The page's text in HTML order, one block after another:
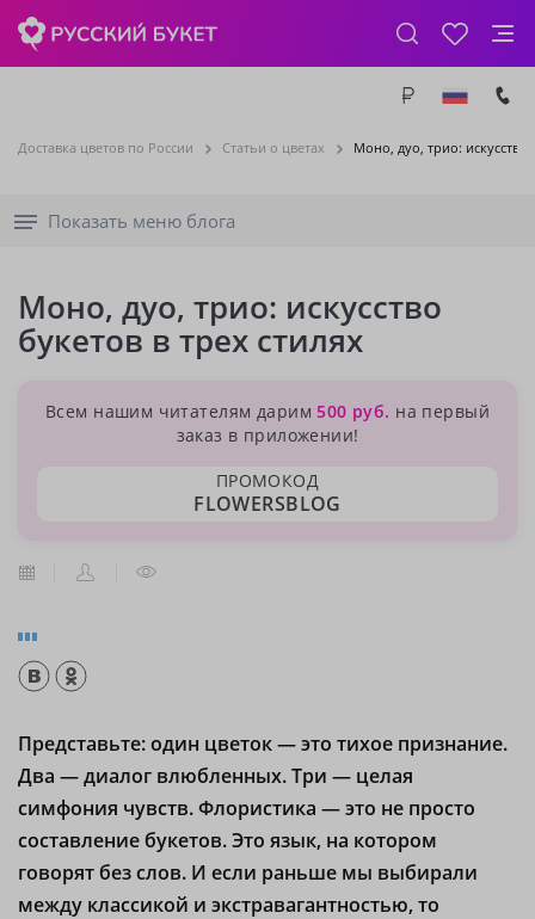
Доставка цветов по России Статьи о цветах Моно, дуо, трио: искусство
Показать меню блога
Моно, дуо, трио: искусство
букетов в трех стилях
Всем нашим читателям дарим500 руб. на первый
заказ в приложении!
ПРОМОКОД
FLOWERSBLOG
Представьте: один цветок — это тихое признание.
Два — диалог влюбленных. Три — целая
симфония чувств. Флористика — это не просто
составление букетов. Это язык, на котором
говорят без слов. И если раньше мы выбирали
между классикой и экстравагантностью, то